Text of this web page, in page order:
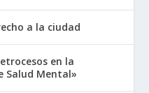
a la ciudad
en la
Salud Mental»